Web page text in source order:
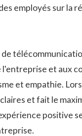
employés sur la
et aux
et empathie.
et fait le
positive